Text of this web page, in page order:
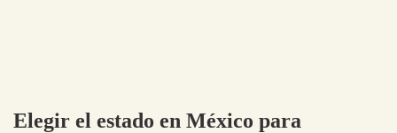
Elegir el estado en México para